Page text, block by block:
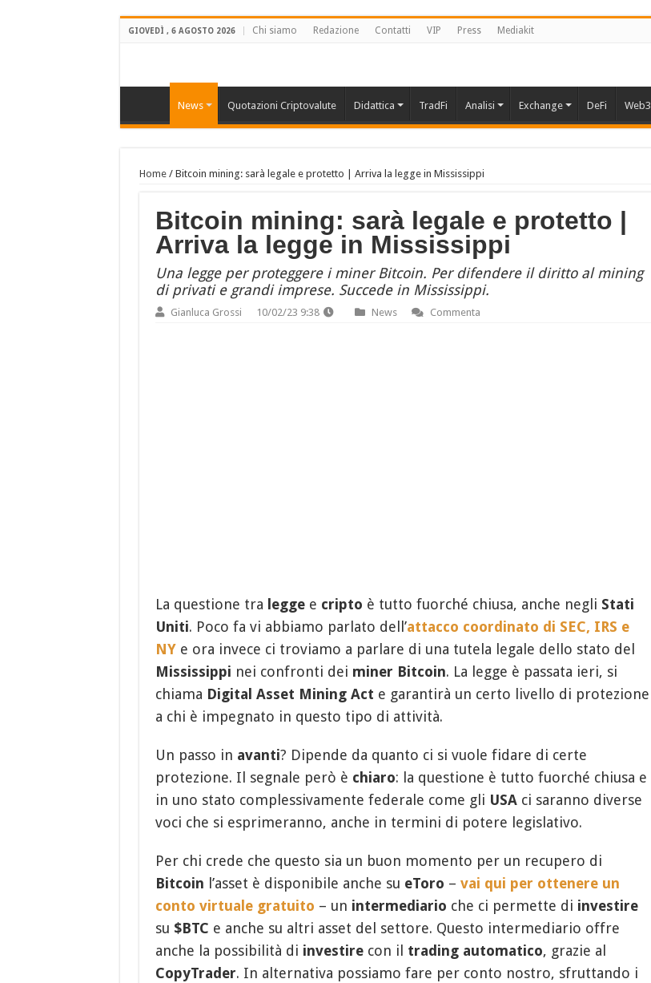
GIOVEDÌ , 6 AGOSTO 2026 Chi siamo Redazione Contatti VIP Press Mediakit
News Quotazioni Criptovalute Didattica TradFi Analisi Exchange DeFi Web3
Home/ Bitcoin mining: sarà legale e protetto | Arriva la legge in Mississippi
Bitcoin mining: sarà legale e protetto |
Arriva la legge in Mississippi
Una legge per proteggere i miner Bitcoin. Per difendere il diritto al mining
di privati e grandi imprese. Succede in Mississippi.
Gianluca Grossi 10/02/23 9:38 News Commenta
La questione tra leggee cripto è tutto fuorché chiusa, anche negli Stati
Uniti. Poco fa vi abbiamo parlato dell’attacco coordinato di SEC, IRS e
NYe ora invece ci troviamo a parlare di una tutela legale dello stato del
Mississippi nei confronti dei miner Bitcoin. La legge è passata ieri, si
chiama Digital Asset Mining Act e garantirà un certo livello di protezione
a chi è impegnato in questo tipo di attività.
Un passo in avanti? Dipende da quanto ci si vuole fidare di certe
protezione. Il segnale però è chiaro: la questione è tutto fuorché chiusa e
in uno stato complessivamente federale come gli USAci saranno diverse
voci che si esprimeranno, anche in termini di potere legislativo.
Per chi crede che questo sia un buon momento per un recupero di
Bitcoin l’asset è disponibile anche su eToro – vai qui per ottenere un
conto virtuale gratuito – un intermediario che ci permette di investire
su $BTC e anche su altri asset del settore. Questo intermediario offre
anche la possibilità di investirecon il trading automatico, grazie al
CopyTrader. In alternativa possiamo fare per conto nostro, sfruttando i